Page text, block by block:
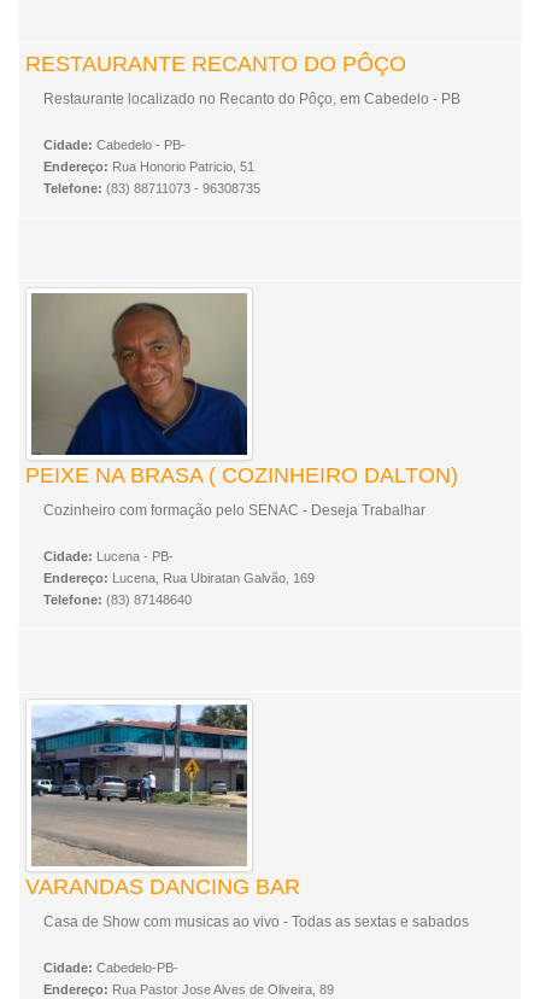
RESTAURANTE RECANTO DO PÔÇO
Restaurante localizado no Recanto do Pôço, em Cabedelo - PB
Cidade: Cabedelo - PB-
Endereço: Rua Honorio Patricio, 51
Telefone: (83) 88711073 - 96308735
PEIXE NA BRASA ( COZINHEIRO DALTON)
Cozinheiro com formação pelo SENAC - Deseja Trabalhar
Cidade: Lucena - PB-
Endereço: Lucena, Rua Ubiratan Galvão, 169
Telefone: (83) 87148640
VARANDAS DANCING BAR
Casa de Show com musicas ao vivo - Todas as sextas e sabados
Cidade: Cabedelo-PB-
Endereço: Rua Pastor Jose Alves de Oliveira, 89